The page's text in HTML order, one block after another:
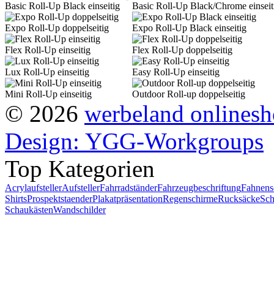
Basic Roll-Up Black einseitig Basic Roll-Up Black/Chrome
Expo Roll-Up doppelseitig Expo Roll-Up Black einseitig
Flex Roll-Up einseitig Flex Roll-Up doppelseitig
Lux Roll-Up einseitig Easy Roll-Up einseitig
Mini Roll-Up einseitig Outdoor Roll-up doppelseitig
© 2026 werbeland
Design: YGG-Workgroups
Top Kategorien
AcrylaufstellerAufstellerFahrradständerFahrzeugbeschriftung
ShirtsProspektstaenderPlakatpräsentationRegenschirmeRucksäcke
SchaukästenWandschilder